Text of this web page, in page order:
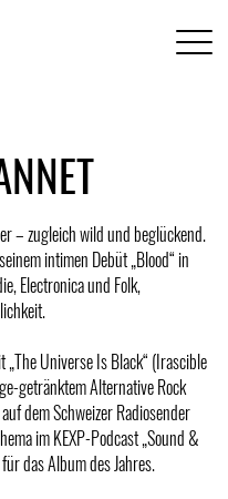
– zugleich wild und beglückend.
intimen Debüt „Blood“ in
Electronica und Folk,
Universe Is Black“ (Irascible
getränktem Alternative Rock
dem Schweizer Radiosender
im KEXP-Podcast „Sound &
das Album des Jahres.